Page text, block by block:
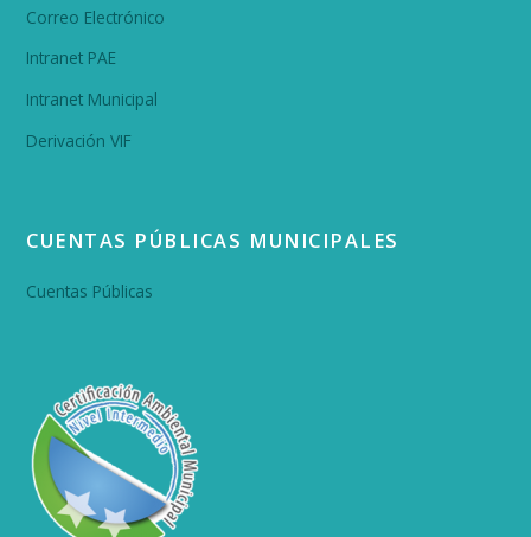
Correo Electrónico
Intranet PAE
Intranet Municipal
Derivación VIF
CUENTAS PÚBLICAS MUNICIPALES
Cuentas Públicas